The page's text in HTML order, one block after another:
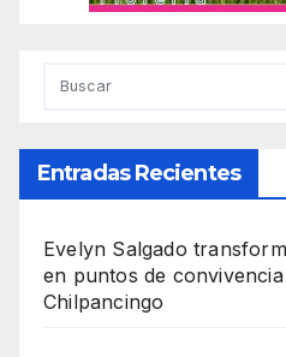
Entradas Recientes
Evelyn Salgado
en puntos de
Chilpancingo